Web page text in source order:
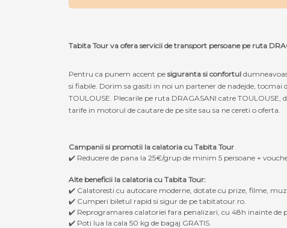
Tabita Tour va ofera servicii de transport persoane pe ruta
Pentru ca punem accent pe siguranta si confortul
si fiabile. Dorim sa gasiti in noi un partener de nadejde,
TOULOUSE. Plecarile pe ruta DRAGASANI catre
tarife in motorul de cautare de pe site sau sa ne cereti o oferta.
Campanii si promotii la calatoria cu Tabita Tour
✔️ Reducere de pana la 25€/grup de minim 5 persoane +
Alte beneficii la calatoria cu Tabita Tour:
✔️ Calatoresti cu autocare moderne, dotate cu prize, filme,
✔️ Cumperi biletul rapid si sigur de pe tabitatour.ro.
✔️ Reprogramarea calatoriei fara penalizari, cu 48h inainte de
✔️ Poti lua la cala 50 kg de bagaj GRATIS.